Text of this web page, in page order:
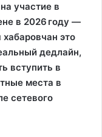
участие в
в 2026 году —
это
дедлайн,
вступить в
места в
сетевого